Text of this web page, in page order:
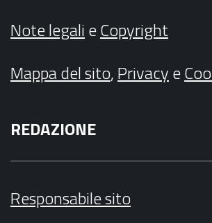
Note legalieCopyright
Mappa del sito,Privacye
REDAZIONE
Responsabile sito